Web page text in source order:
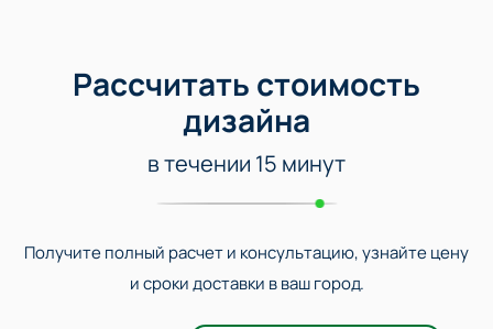
Рассчитать стоимость
дизайна
в течении 15 минут
Получите полный расчет и консультацию, узнайте цену
и сроки доставки в ваш город.